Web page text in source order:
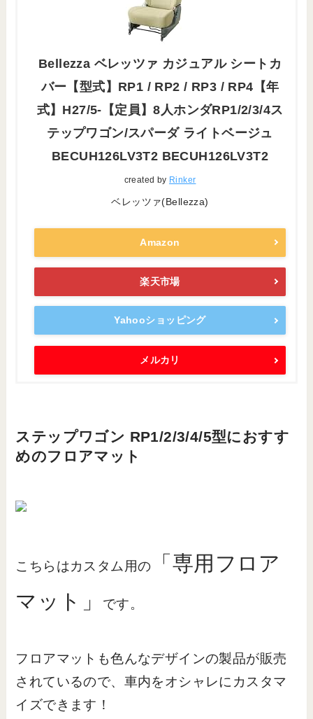
Bellezza ベレッツァ カジュアル シートカ
バー【型式】RP1 / RP2 / RP3 / RP4【年
式】H27/5-【定員】8人ホンダRP1/2/3/4ス
テップワゴン/スパーダ ライトベージュ
BECUH126LV3T2 BECUH126LV3T2
created by Rinker
ベレッツァ(Bellezza)
Amazon
楽天市場
Yahooショッピング
メルカリ
ステップワゴン RP1/2/3/4/5型におすす
めのフロアマット
こちらはカスタム用の
「専用フロア
マット」
です。
フロアマットも色んなデザインの製品が販売
されているので、車内をオシャレにカスタマ
イズできます！